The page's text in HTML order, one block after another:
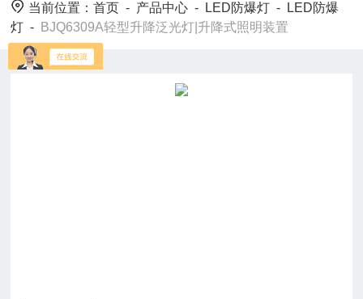
当前位置：首页 - 产品中心 - LED防爆灯 -
LED防爆
灯 - BJQ6309A轻型升降泛光灯|升降式照明装置